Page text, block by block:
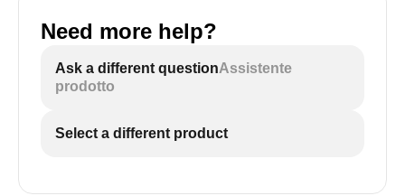
Need more help?
Ask a different questionAssistente
prodotto
Select a different product